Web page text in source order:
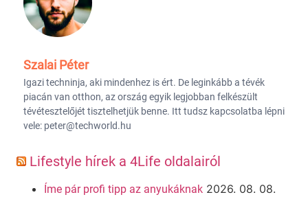
Szalai Péter
Igazi techninja, aki mindenhez is ért. De leginkább a tévék
piacán van otthon, az ország egyik legjobban felkészült
tévétesztelőjét tisztelhetjük benne. Itt tudsz kapcsolatba lépni
vele: peter@techworld.hu
Lifestyle hírek a 4Life oldalairól
Íme pár profi tipp az anyukáknak 2026. 08. 08.